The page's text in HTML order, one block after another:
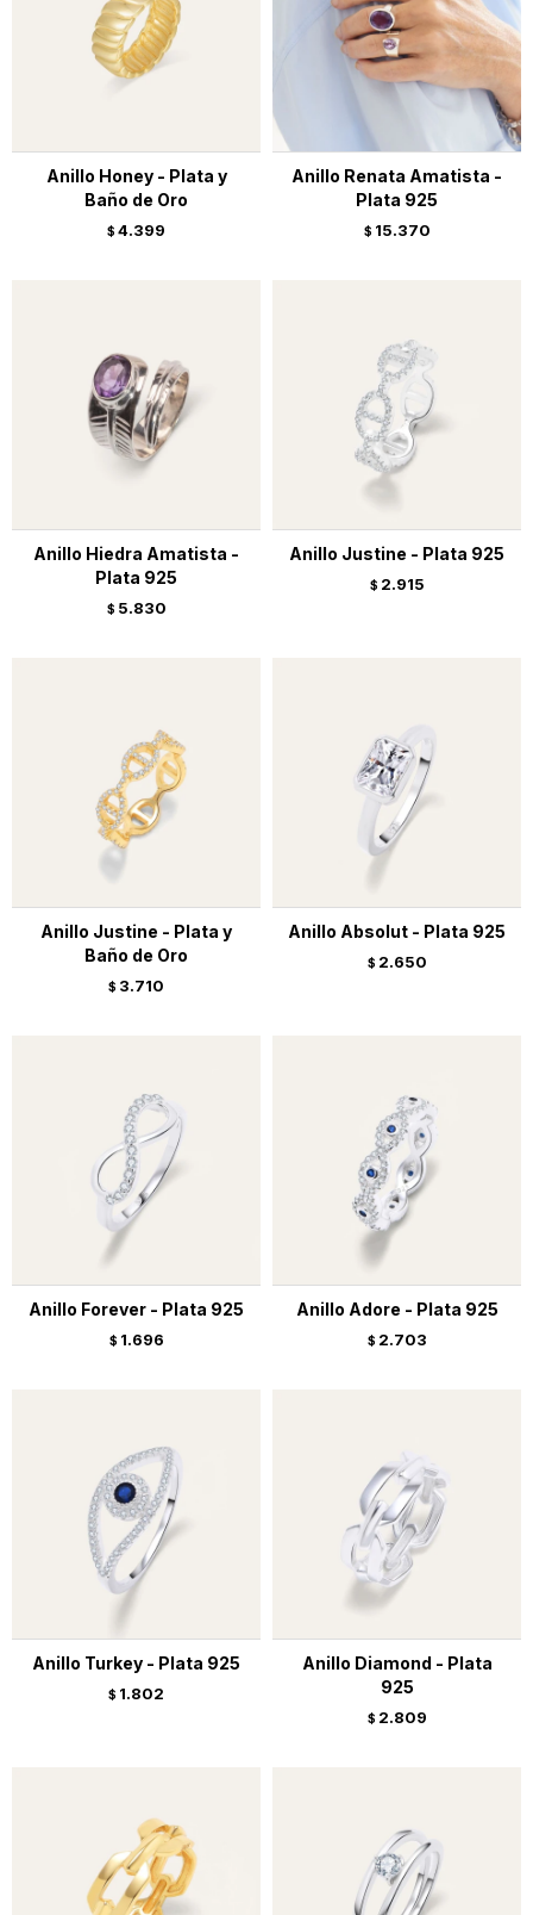
Anillo Honey - Plata y
Baño de Oro
$ 4.399
Anillo Renata Amatista -
Plata 925
$ 15.370
Anillo Hiedra Amatista -
Plata 925
$ 5.830
Anillo Justine - Plata 925
$ 2.915
Anillo Justine - Plata y
Baño de Oro
$ 3.710
Anillo Absolut - Plata 925
$ 2.650
Anillo Forever - Plata 925
$ 1.696
Anillo Adore - Plata 925
$ 2.703
Anillo Turkey - Plata 925
$ 1.802
Anillo Diamond - Plata
925
$ 2.809